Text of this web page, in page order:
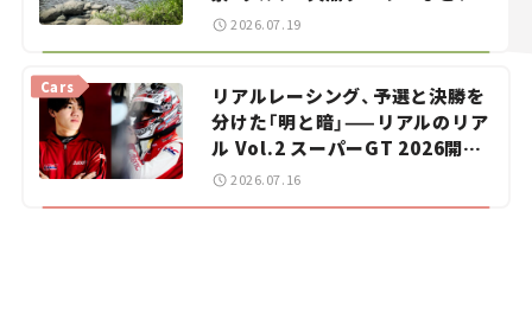
暑におすすめのスポットを紹介
2026.07.19
リアルレーシング、予選と決勝を
分けた「明と暗」——リアルのリア
ル Vol.2 スーパーGT 2026開幕
戦 岡山国際サーキット
Cars
2026.07.16